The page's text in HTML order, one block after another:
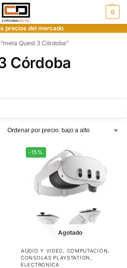
0
precios del mercado
Quest 3 Córdoba”
Córdoba
-15%
Agotado
AUDIO Y VIDEO , COMPUTACIÓN,
CONSOLAS PLAYSTATION ,
ELECTRONICA